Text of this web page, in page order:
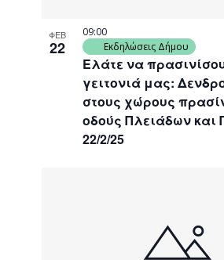
ΦΕΒ
22
Ελάτε να
γειτονιά μας:
στους χώρους
οδούς Πλειάδων και
22/2/25
09:00
Εκδηλώσεις Δήμου